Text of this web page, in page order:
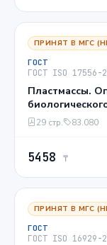
ПРИНЯТ В МГС
ГОСТ
ГОСТ ISO 17556-
Пластмассы.
путем
респирометре
29 стр. 83.080
5458 ₸
ПРИНЯТ В МГС
ГОСТ
ГОСТ ISO 16929-